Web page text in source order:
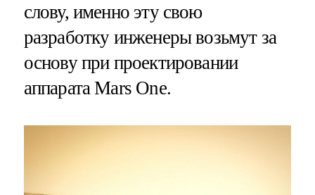
слову, именно эту свою
разработку инженеры возьмут за
основу при проектировании
аппарата Mars One.